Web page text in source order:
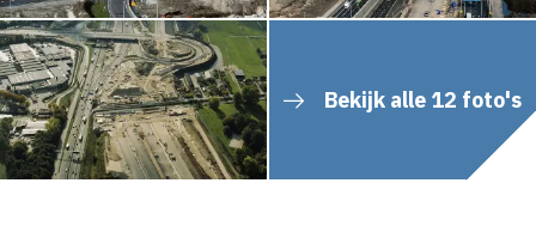
Bekijk alle 12 foto's